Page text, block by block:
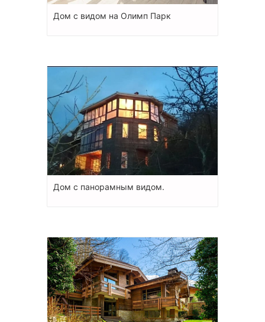
Дом с видом на Олимп Парк
Дом с панорамным видом.